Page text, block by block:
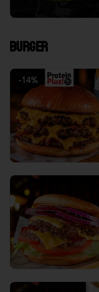
Burger
-14%